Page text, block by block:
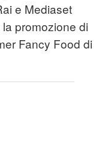
e Mediaset
promozione di
Fancy Food di